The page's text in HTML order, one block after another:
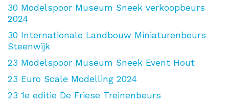
30 Modelspoor Museum Sneek verkoopbeurs
2024
30 Internationale Landbouw Miniaturenbeurs
Steenwijk
23 Modelspoor Museum Sneek Event Hout
23 Euro Scale Modelling 2024
23 1e editie De Friese Treinenbeurs